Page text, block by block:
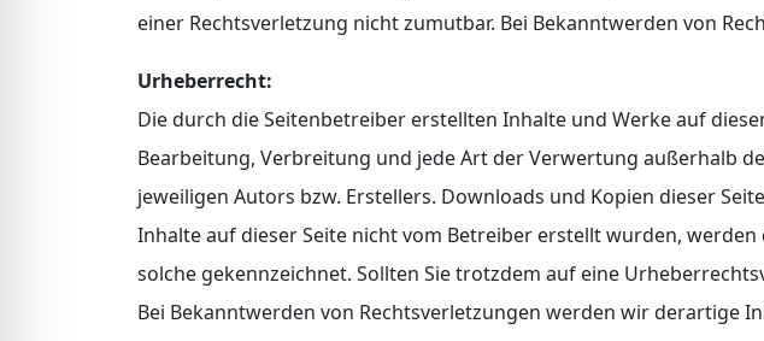
einer Rechtsverletzung nicht zumutbar. Bei Bekanntwerden von
Urheberrecht:
Die durch die Seitenbetreiber erstellten Inhalte und Werke auf
Bearbeitung, Verbreitung und jede Art der Verwertung außerhalb
jeweiligen Autors bzw. Erstellers. Downloads und Kopien dieser
Inhalte auf dieser Seite nicht vom Betreiber erstellt wurden,
solche gekennzeichnet. Sollten Sie trotzdem auf eine
Bei Bekanntwerden von Rechtsverletzungen werden wir derartige